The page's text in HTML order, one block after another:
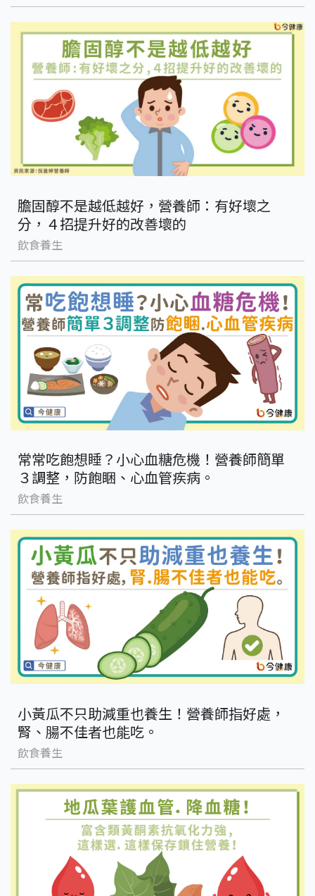
膽固醇不是越低越好，營養師：有好壞之
分，４招提升好的改善壞的
飲食養生
常常吃飽想睡？小心血糖危機！營養師簡單
３調整，防飽睏、心血管疾病。
飲食養生
小黃瓜不只助減重也養生！營養師指好處，
腎、腸不佳者也能吃。
飲食養生